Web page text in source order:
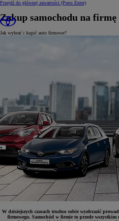
Przejdź do głównej zawartości (Press Enter)
Zakup samochodu na firmę
Jak wybrać i kupić auto firmowe?
W dzisiejszych czasach trudno sobie wyobrazić
firmowego. Samochód w firmie to przede wszystkim